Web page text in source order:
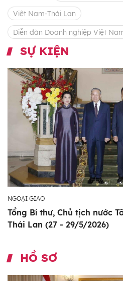
Việt Nam-Thái Lan
Diễn đàn Doanh nghiệp Việt
SỰ KIỆN
NGOẠI GIAO
Tổng Bí thư, Chủ tịch nước
Thái Lan (27 - 29/5/2026)
HỒ SƠ